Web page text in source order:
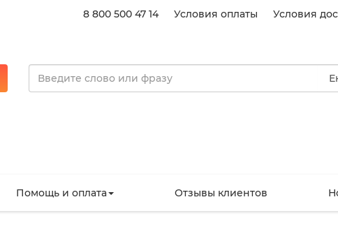
8 800 500 47 14 Условия оплаты Условия
Помощь и оплата Отзывы клиентов